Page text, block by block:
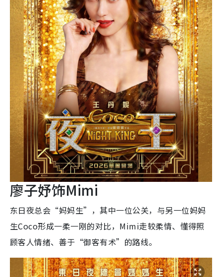
廖子妤饰Mimi
东日夜总会“妈妈生”，其中一位公关，与另一位妈妈
生Coco形成一柔一刚的对比，Mimi走较柔情、懂得照
顾客人情绪、善于“御客有术”的路线。